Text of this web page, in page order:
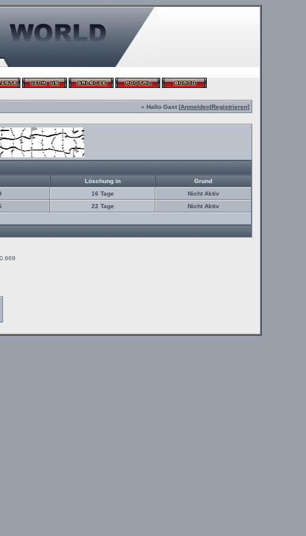
» Hallo Gast [Anmelden|Registrieren]
Löschung in
Grund
16 Tage
Nicht Aktiv
22 Tage
Nicht Aktiv